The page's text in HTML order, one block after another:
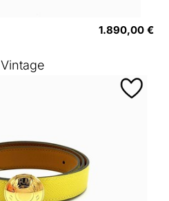
1.890,00 €
Vintage